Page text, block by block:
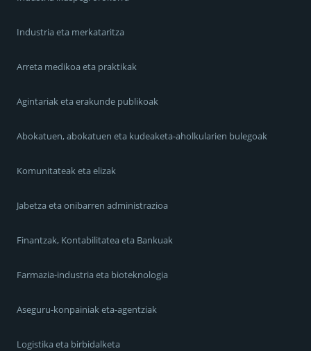
Industria eta merkataritza
Arreta medikoa eta praktikak
Agintariak eta erakunde publikoak
Abokatuen, abokatuen eta kudeaketa-aholkularien bulegoak
Komunitateak eta elizak
Jabetza eta onibarren administrazioa
Finantzak, Kontabilitatea eta Bankuak
Farmazia-industria eta bioteknologia
Aseguru-konpainiak eta-agentziak
Logistika eta birbidalketa